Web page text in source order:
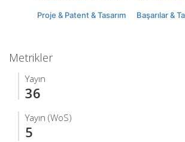
Proje & Patent & Tasarım Başarılar &
Metrikler
Yayın
36
Yayın (WoS)
5